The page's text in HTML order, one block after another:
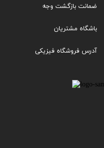
ضمانت بازگشت وجه
باشگاه مشتریان
آدرس فروشگاه فیزیکی